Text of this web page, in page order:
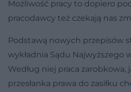
Możliwość pracy to dopiero
pracodawcy też czekają nas
Podstawą nowych przepisów
wykładnia Sądu Najwyższego
Według niej praca
przesłanka prawa do zasiłku